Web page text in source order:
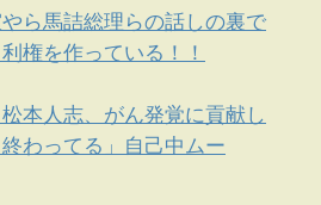
ら馬詰総理らの話しの裏で
権を作っている！！
本人志、がん発覚に貢献し
わってる」自己中ムー